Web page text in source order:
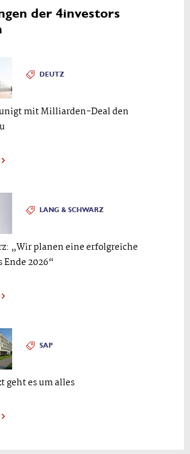
der 4investors
DEUTZ
mit Milliarden-Deal den
LANG & SCHWARZ
„Wir planen eine erfolgreiche
2026“
SAP
geht es um alles